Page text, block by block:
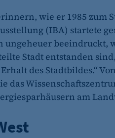
wie er 1985 zum
(IBA) startete
ungeheuer beeindruckt,
Stadt entstanden
des Stadtbildes.“
das
am